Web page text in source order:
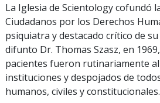
La Iglesia de Scientology cofundó
Ciudadanos por los Derechos
psiquiatra y destacado crítico de
difunto Dr. Thomas Szasz, en
pacientes fueron rutinariamente
instituciones y despojados de
humanos, civiles y constitucionales.